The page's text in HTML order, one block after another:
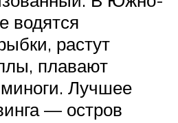
водятся
растут
плавают
Лучшее
— остров